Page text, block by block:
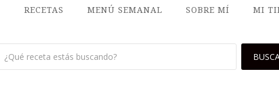
RECETAS MENÚ SEMANAL SOBRE MÍ MI